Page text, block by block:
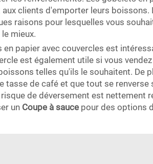
clients d'emporter leurs
raisons pour lesquelles vous
mieux.
papier avec couvercles est
est également utile si vous
telles qu'ils le souhaitent. De
de café et que tout se
de déversement est
un Coupe à sauce pour des options